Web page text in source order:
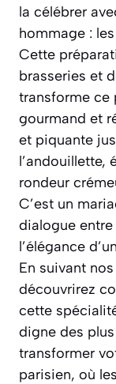
la célébrer
hommage :
Cette
brasseries et
transforme ce
gourmand et
et piquante
l’andouillette,
rondeur
C’est un
dialogue
l’élégance
En suivant
découvrirez
cette
digne des
transformer
parisien, où